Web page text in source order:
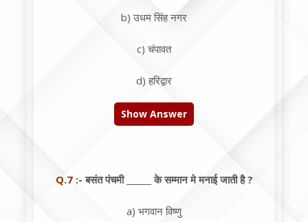
b) उधम सिंह नगर
c) चंपावत
d) हरिद्वार
Show Answer
Q.7 :- बसंत पंचमी ______ के सम्मान मे मनाई जाती है ?
a) भगवान विष्णु